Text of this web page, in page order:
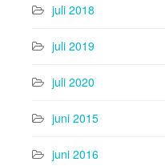
juli 2018
juli 2019
juli 2020
juni 2015
juni 2016